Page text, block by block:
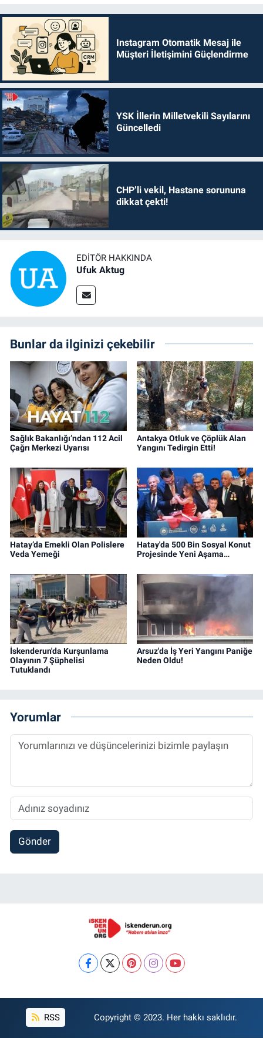
Instagram Otomatik Mesaj ile
Müşteri İletişimini Güçlendirme
YSK İllerin Milletvekili Sayılarını
Güncelledi
CHP’li vekil, Hastane sorununa
dikkat çekti!
EDITÖR HAKKINDA
Ufuk Aktug
Bunlar da ilginizi çekebilir
Sağlık Bakanlığı’ndan 112 Acil
Çağrı Merkezi Uyarısı
Antakya Otluk ve Çöplük Alan
Yangını Tedirgin Etti!
Hatay’da Emekli Olan Polislere
Veda Yemeği
Hatay'da 500 Bin Sosyal Konut
Projesinde Yeni Aşama…
İskenderun'da Kurşunlama
Olayının 7 Şüphelisi
Tutuklandı
Arsuz'da İş Yeri Yangını Paniğe
Neden Oldu!
Yorumlar
Gönder
RSS Copyright © 2023. Her hakkı saklıdır.